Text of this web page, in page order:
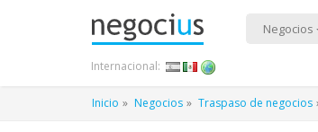
Negocios
Internacional:
Inicio Negocios Traspaso de negocios